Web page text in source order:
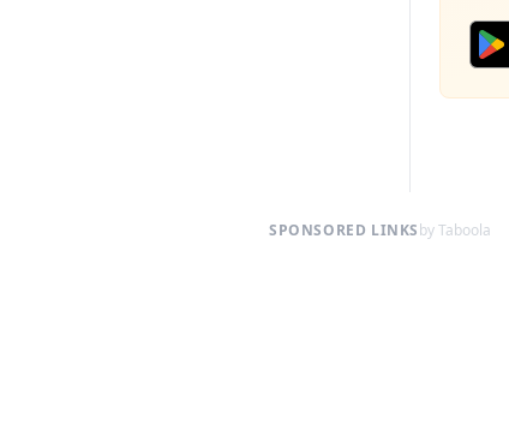
SPONSORED LINKSby Taboola